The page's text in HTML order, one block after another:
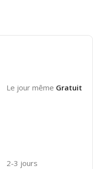
Le jour même Gratuit
2-3 jours